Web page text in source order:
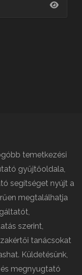
temetkezési
gyűjtőoldala,
segítséget nyújt a
megtalálhatja
szerint,
tanácsokat
Küldetésünk,
megnyugtató